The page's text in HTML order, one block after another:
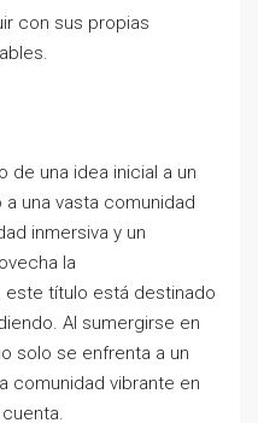
con sus propias
de una idea inicial a un
una vasta comunidad
inmersiva y un
la
este título está destinado
Al sumergirse en
solo se enfrenta a un
comunidad vibrante en